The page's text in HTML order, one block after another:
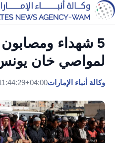
5 شهداء
لمواصي خان
وكالة أنباء الإمارات